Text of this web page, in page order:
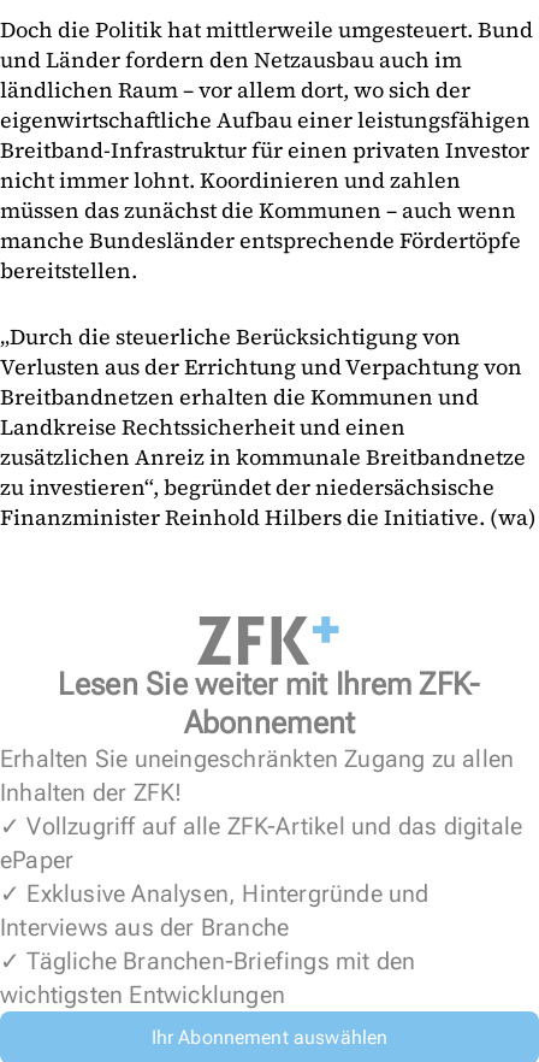
Doch die Politik hat mittlerweile umgesteuert. Bund
und Länder fordern den Netzausbau auch im
ländlichen Raum – vor allem dort, wo sich der
eigenwirtschaftliche Aufbau einer leistungsfähigen
Breitband-Infrastruktur für einen privaten Investor
nicht immer lohnt. Koordinieren und zahlen
müssen das zunächst die Kommunen – auch wenn
manche Bundesländer entsprechende Fördertöpfe
bereitstellen.
„Durch die steuerliche Berücksichtigung von
Verlusten aus der Errichtung und Verpachtung von
Breitbandnetzen erhalten die Kommunen und
Landkreise Rechtssicherheit und einen
zusätzlichen Anreiz in kommunale Breitbandnetze
zu investieren“, begründet der niedersächsische
Finanzminister Reinhold Hilbers die Initiative. (wa)
Lesen Sie weiter mit Ihrem ZFK-
Abonnement
Erhalten Sie uneingeschränkten Zugang zu allen
Inhalten der ZFK!
✓ Vollzugriff auf alle ZFK-Artikel und das digitale
ePaper
✓ Exklusive Analysen, Hintergründe und
Interviews aus der Branche
✓ Tägliche Branchen-Briefings mit den
wichtigsten Entwicklungen
Ihr Abonnement auswählen